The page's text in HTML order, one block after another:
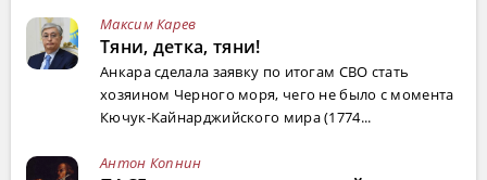
Максим Карев
Тяни, детка, тяни!
Анкара сделала заявку по итогам СВО стать
хозяином Черного моря, чего не было с момента
Кючук-Кайнарджийского мира (1774...
Антон Копнин